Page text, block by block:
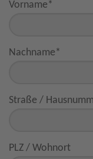
Vorname*
Nachname*
Straße /
PLZ / Wohnort